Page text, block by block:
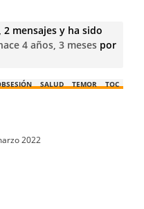
mensajes y ha sido
4 años, 3 mesespor
SALUD TEMOR TOC
2022